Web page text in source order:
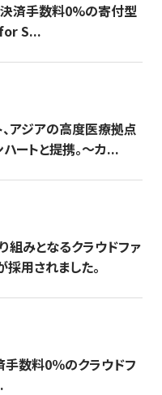
決済手数料0%の寄付型
for S...
アジアの高度医療拠点
ートと提携。〜カ...
みとなるクラウドファ
用されました。
数料0％のクラウドフ